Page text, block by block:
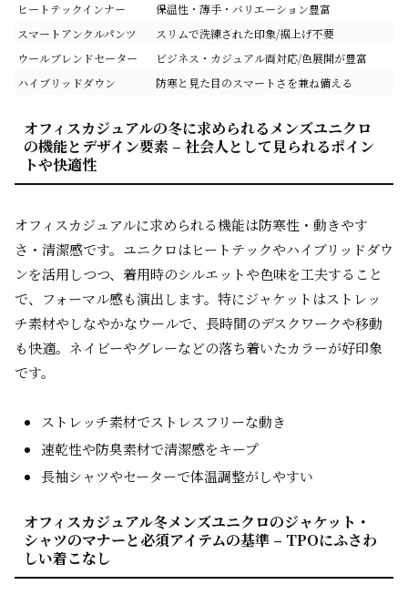
ヒートテックインナー
保温性・薄手・バリエーション豊富
スマートアンクルパンツ
スリムで洗練された印象/裾上げ不要
ウールブレンドセーター
ビジネス・カジュアル両対応/色展開が豊富
ハイブリッドダウン
防寒と見た目のスマートさを兼ね備える
オフィスカジュアルの冬に求められるメンズユニクロ
の機能とデザイン要素 – 社会人として見られるポイン
トや快適性
オフィスカジュアルに求められる機能は防寒性・動きやす
さ・清潔感です。ユニクロはヒートテックやハイブリッドダウ
ンを活用しつつ、着用時のシルエットや色味を工夫すること
で、フォーマル感も演出します。特にジャケットはストレッ
チ素材やしなやかなウールで、長時間のデスクワークや移動
も快適。ネイビーやグレーなどの落ち着いたカラーが好印象
です。
ストレッチ素材でストレスフリーな動き
速乾性や防臭素材で清潔感をキープ
長袖シャツやセーターで体温調整がしやすい
オフィスカジュアル冬メンズユニクロのジャケット・
シャツのマナーと必須アイテムの基準 – TPOにふさわ
しい着こなし